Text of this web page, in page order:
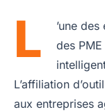
L
’une
des
L’affiliation
aux entreprises